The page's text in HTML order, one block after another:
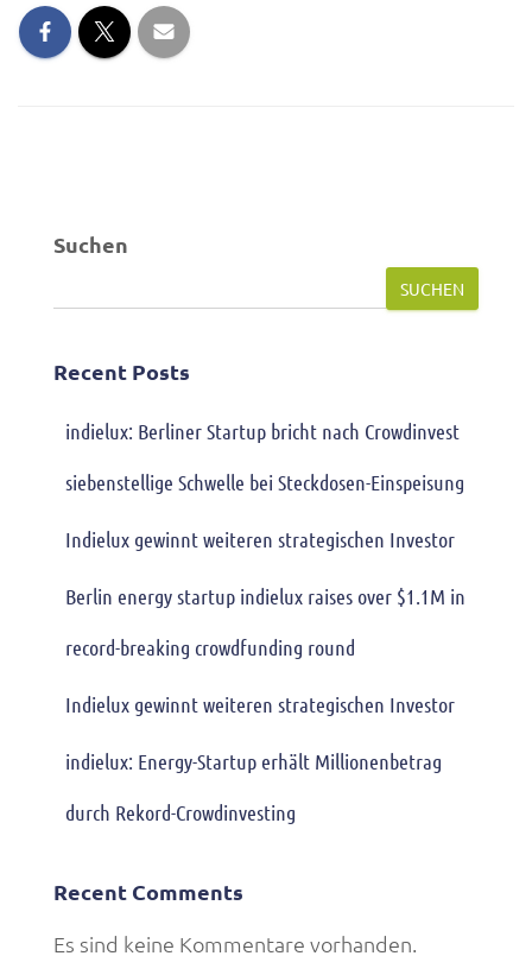
Suchen
SUCHEN
Recent Posts
indielux: Berliner Startup bricht nach Crowdinvest
siebenstellige Schwelle bei Steckdosen-Einspeisung
Indielux gewinnt weiteren strategischen Investor
Berlin energy startup indielux raises over $1.1M in
record-breaking crowdfunding round
Indielux gewinnt weiteren strategischen Investor
indielux: Energy-Startup erhält Millionenbetrag
durch Rekord-Crowdinvesting
Recent Comments
Es sind keine Kommentare vorhanden.